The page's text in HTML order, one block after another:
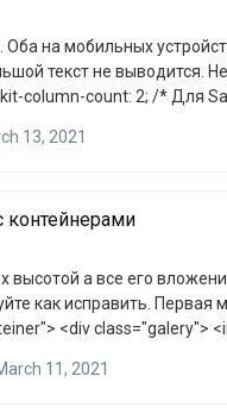
Оба на мобильных
не выводится. Не
13, 2021
контейнерами
высотой а все его
как исправить. Первая моя
> STARBUCKS® HOUSE BLEND
11, 2021